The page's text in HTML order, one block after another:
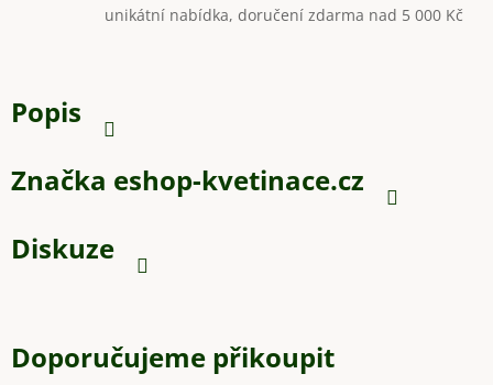
unikátní nabídka, doručení zdarma nad 5 000 Kč
Popis
Značka eshop-kvetinace.cz
Diskuze
Doporučujeme přikoupit